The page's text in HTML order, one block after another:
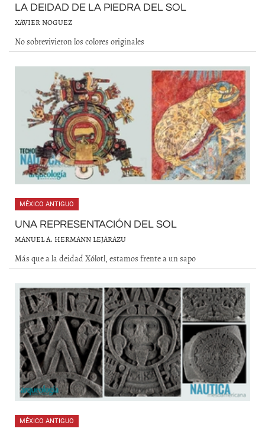
LA DEIDAD DE LA PIEDRA DEL SOL
XAVIER NOGUEZ
No sobrevivieron los colores originales
MÉXICO ANTIGUO
UNA REPRESENTACIÓN DEL SOL
MANUEL A. HERMANN LEJARAZU
Más que a la deidad Xólotl, estamos frente a un sapo
MÉXICO ANTIGUO